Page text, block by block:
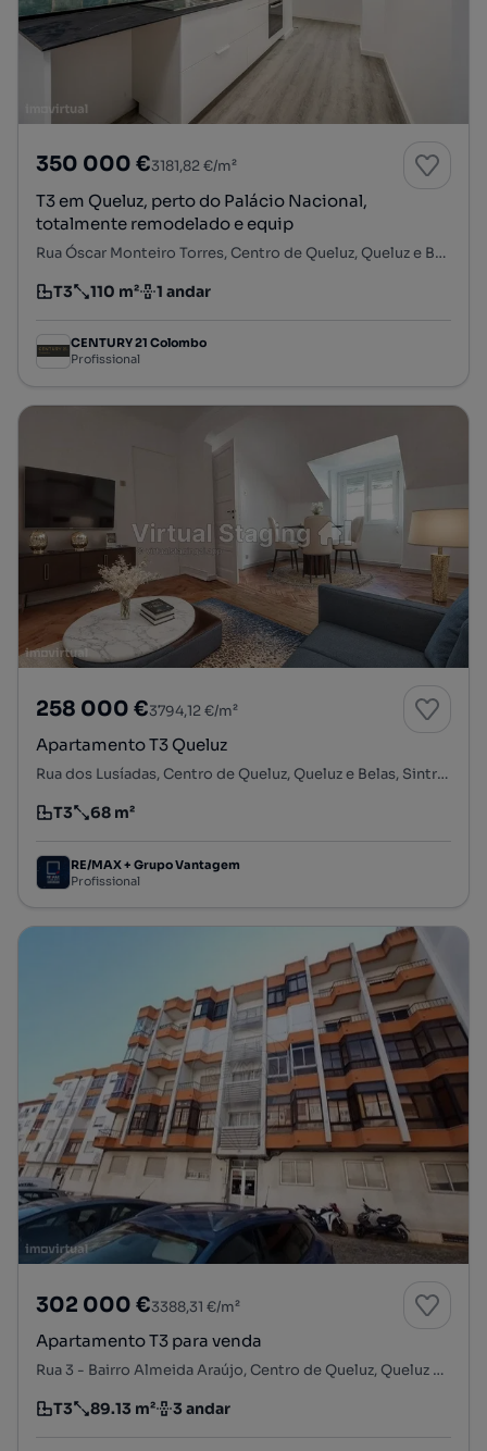
350 000 €3181,82 €/m²
T3 em Queluz, perto do Palácio Nacional,
totalmente remodelado e equip
Rua Óscar Monteiro Torres, Centro de Queluz, Queluz e Belas, Sintra, Lisboa
Tipologia
T3
Preço por metro quadrado
110 m²
Andar 1 andar
CENTURY 21 Colombo
Profissional
258 000 €3794,12 €/m²
Apartamento T3 Queluz
Rua dos Lusíadas, Centro de Queluz, Queluz e Belas, Sintra, Lisboa
Tipologia
T3
Preço por metro quadrado
68 m²
RE/MAX + Grupo Vantagem
Profissional
302 000 €3388,31 €/m²
Apartamento T3 para venda
Rua 3 - Bairro Almeida Araújo, Centro de Queluz, Queluz e Belas, Sintra, Lisboa
Tipologia
T3
Preço por metro quadrado
89.13 m²
Andar 3 andar